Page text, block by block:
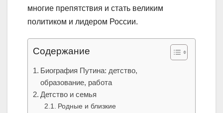
многие препятствия и стать великим
политиком и лидером России.
Содержание
Биография Путина: детство,
образование, работа
Детство и семья
Родные и близкие